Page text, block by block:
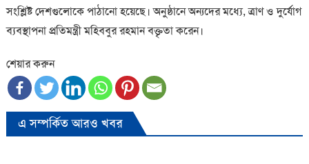
সংশ্লিষ্ট দেশগুলোকে পাঠানো হয়েছে। অনুষ্ঠানে অন্যদের মধ্যে, ত্রাণ ও দুর্যোগ
ব্যবস্থাপনা প্রতিমন্ত্রী মহিববুর রহমান বক্তৃতা করেন।
শেয়ার করুন
এ সম্পর্কিত আরও খবর